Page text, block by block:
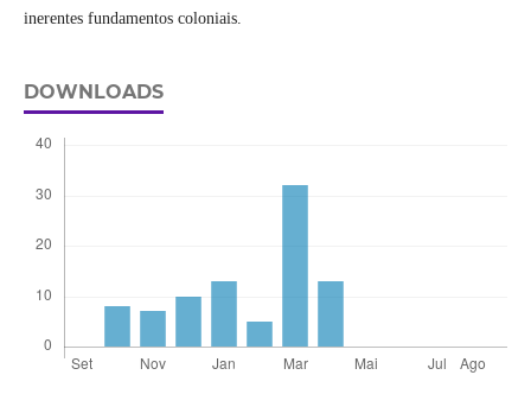
inerentes fundamentos coloniais.
DOWNLOADS